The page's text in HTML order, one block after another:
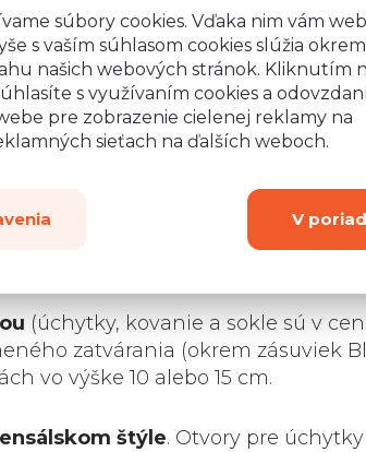
(úchytky, kovanie a sokle sú v
zatvárania (okrem zásuviek
vo výške 10 alebo 15 cm.
štýle. Otvory pre
súbory cookies. Vďaka nim vám web
s vaším súhlasom cookies slúžia
našich webových stránok. Kliknutím
s využívaním cookies a
pre zobrazenie cielenej reklamy na
sieťach na ďalších weboch.
V